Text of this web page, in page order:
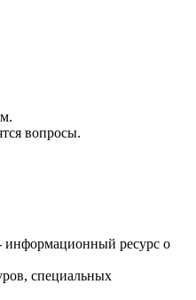
вопросы.
информационный ресурс о
специальных